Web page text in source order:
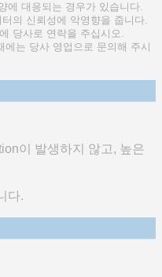
에 대응되는 경우가 있습니다.
의 신뢰성에 악영향을 줍니다.
당사로 연락을 주십시오.
는 당사 영업으로 문의해 주시
이 발생하지 않고, 높은
다.